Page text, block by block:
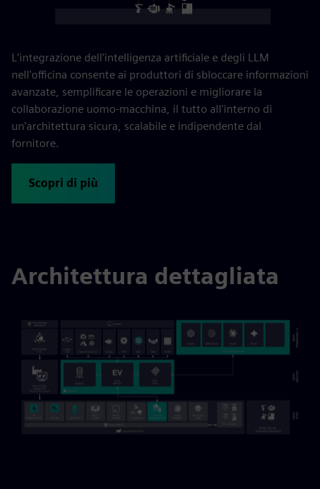
L'integrazione dell'intelligenza artificiale e degli LLM
nell'officina consente ai produttori di sbloccare informazioni
avanzate, semplificare le operazioni e migliorare la
collaborazione uomo-macchina, il tutto all'interno di
un'architettura sicura, scalabile e indipendente dal
fornitore.
Scopri di più
Architettura dettagliata